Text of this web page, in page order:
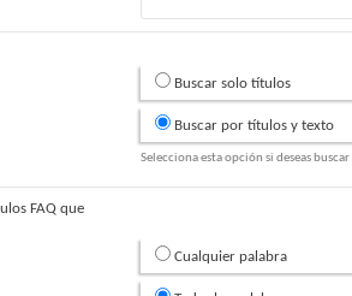
Buscar solo títulos
Buscar por títulos y texto
Selecciona esta opción si deseas
FAQ que
Cualquier palabra